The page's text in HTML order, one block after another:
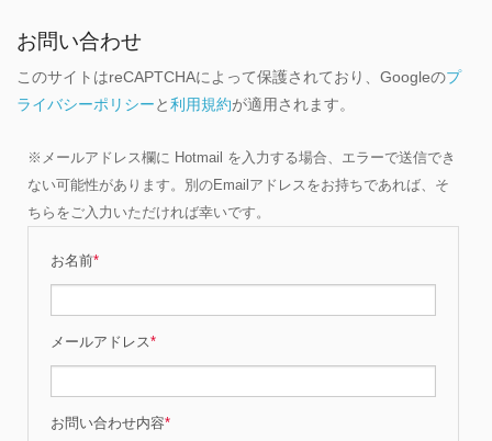
お問い合わせ
このサイトはreCAPTCHAによって保護されており、Googleのプ
ライバシーポリシーと利用規約が適用されます。
※メールアドレス欄に Hotmail を入力する場合、エラーで送信でき
ない可能性があります。別のEmailアドレスをお持ちであれば、そ
ちらをご入力いただければ幸いです。
お名前*
メールアドレス*
お問い合わせ内容*